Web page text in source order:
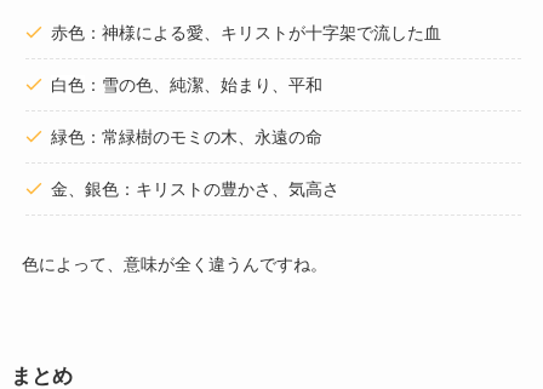
赤色：神様による愛、キリストが十字架で流した血
白色 ：雪の色、純潔、始まり、平和
緑色：常緑樹のモミの木、永遠の命
金、銀色：キリストの豊かさ、気高さ
色によって、意味が全く違うんですね。
まとめ